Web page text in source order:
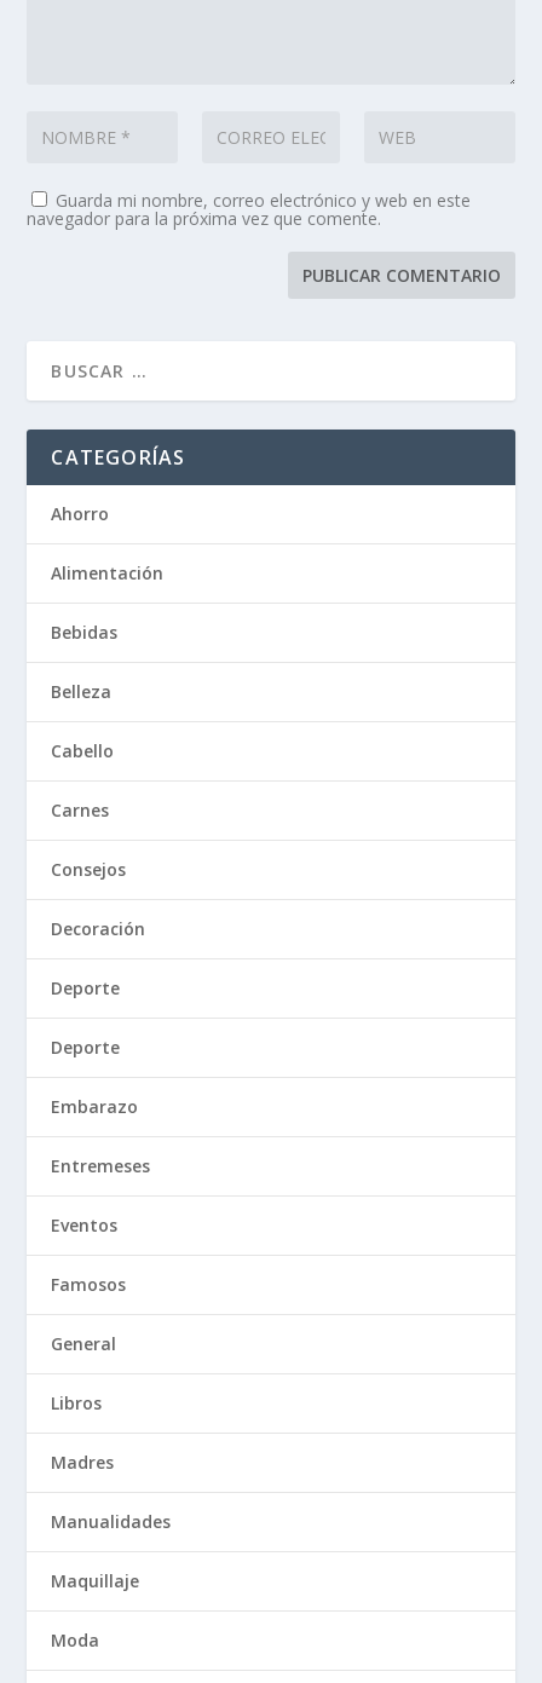
Guarda mi nombre, correo electrónico y web en este
navegador para la próxima vez que comente.
CATEGORÍAS
Ahorro
Alimentación
Bebidas
Belleza
Cabello
Carnes
Consejos
Decoración
Deporte
Deporte
Embarazo
Entremeses
Eventos
Famosos
General
Libros
Madres
Manualidades
Maquillaje
Moda